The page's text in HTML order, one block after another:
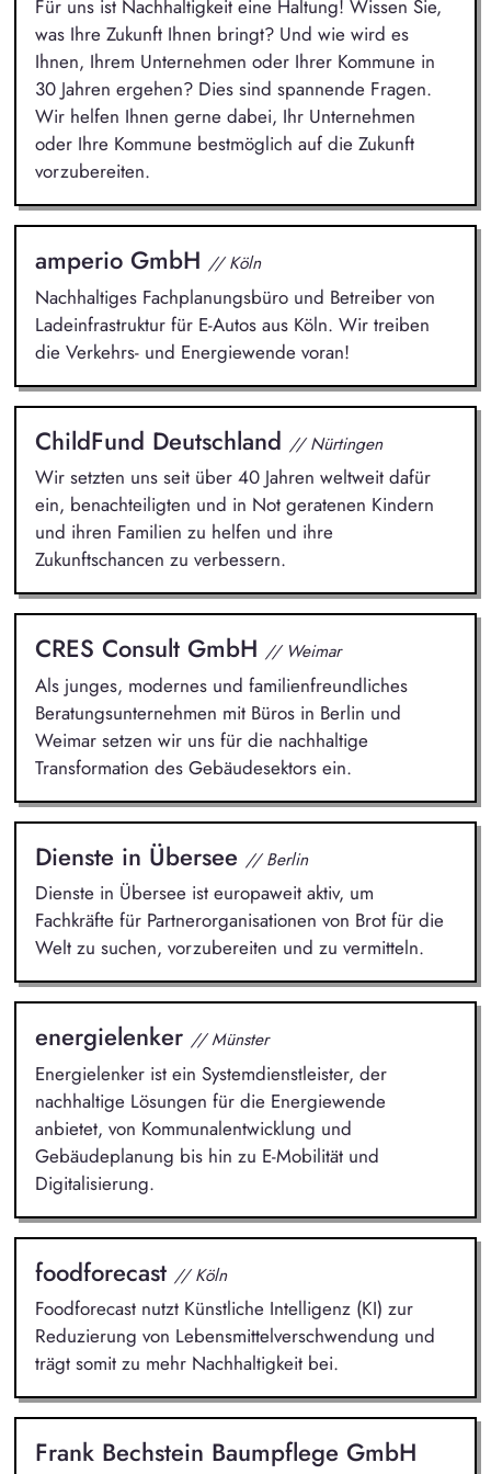
Für uns ist Nachhaltigkeit eine Haltung! Wissen Sie,
was Ihre Zukunft Ihnen bringt? Und wie wird es
Ihnen, Ihrem Unternehmen oder Ihrer Kommune in
30 Jahren ergehen? Dies sind spannende Fragen.
Wir helfen Ihnen gerne dabei, Ihr Unternehmen
oder Ihre Kommune bestmöglich auf die Zukunft
vorzubereiten.
amperio GmbH // Köln
Nachhaltiges Fachplanungsbüro und Betreiber von
Ladeinfrastruktur für E-Autos aus Köln. Wir treiben
die Verkehrs- und Energiewende voran!
ChildFund Deutschland // Nürtingen
Wir setzten uns seit über 40 Jahren weltweit dafür
ein, benachteiligten und in Not geratenen Kindern
und ihren Familien zu helfen und ihre
Zukunftschancen zu verbessern.
CRES Consult GmbH // Weimar
Als junges, modernes und familienfreundliches
Beratungsunternehmen mit Büros in Berlin und
Weimar setzen wir uns für die nachhaltige
Transformation des Gebäudesektors ein.
Dienste in Übersee // Berlin
Dienste in Übersee ist europaweit aktiv, um
Fachkräfte für Partnerorganisationen von Brot für die
Welt zu suchen, vorzubereiten und zu vermitteln.
energielenker // Münster
Energielenker ist ein Systemdienstleister, der
nachhaltige Lösungen für die Energiewende
anbietet, von Kommunalentwicklung und
Gebäudeplanung bis hin zu E-Mobilität und
Digitalisierung.
foodforecast // Köln
Foodforecast nutzt Künstliche Intelligenz (KI) zur
Reduzierung von Lebensmittelverschwendung und
trägt somit zu mehr Nachhaltigkeit bei.
Frank Bechstein Baumpflege GmbH